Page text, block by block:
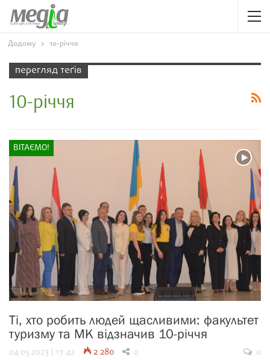
Додому 10-річчя
перегляд теґів
10-річчя
ВІТАЄМО!
Ті, хто робить людей щасливими: факультет
туризму та МК відзначив 10-річчя
04.05.2023 | 17:42 2 280 0
0